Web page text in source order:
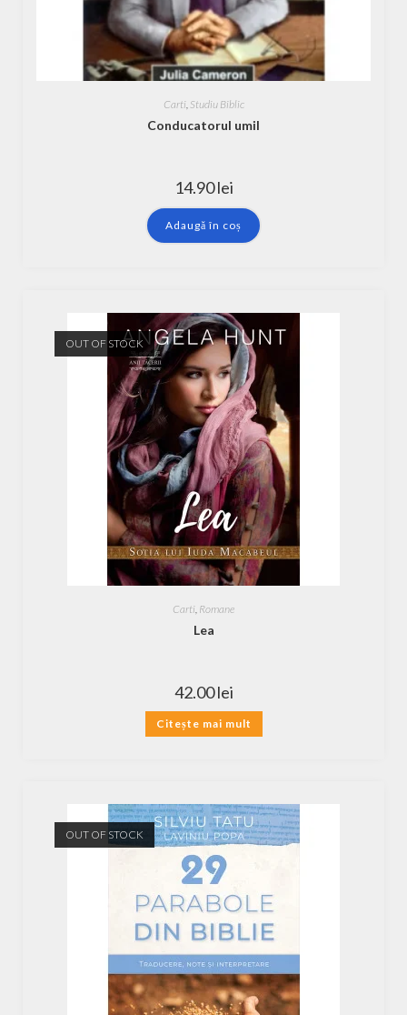
Carti, Studiu Biblic
Conducatorul umil
14.90lei
Adaugă în coș
OUT OF STOCK
Carti Romane
Lea
42.00lei
Citește mai mult
OUT OF STOCK